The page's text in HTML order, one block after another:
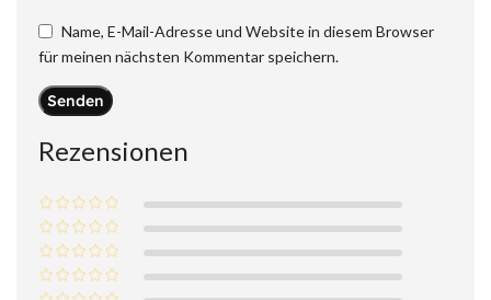
Rezensionen
Name, E-Mail-Adresse und Website in diesem Browser
für meinen nächsten Kommentar speichern.